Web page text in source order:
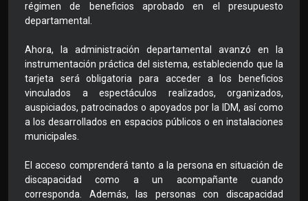
régimen de beneficios aprobado en el presupuesto
departamental.
Ahora, la administración departamental avanzó en la
instrumentación práctica del sistema, estableciendo que la
tarjeta será obligatoria para acceder a los beneficios
vinculados a espectáculos realizados, organizados,
auspiciados, patrocinados o apoyados por la IDM, así como
a los desarrollados en espacios públicos o en instalaciones
municipales.
El acceso comprenderá tanto a la persona en situación de
discapacidad como a un acompañante cuando
corresponda. Además, las personas con discapacidad